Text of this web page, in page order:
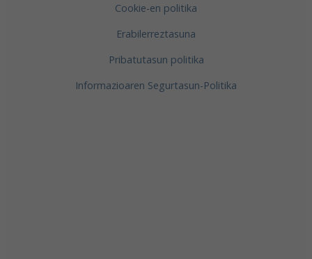
Cookie-en politika
Erabilerreztasuna
Pribatutasun politika
Informazioaren Segurtasun-Politika